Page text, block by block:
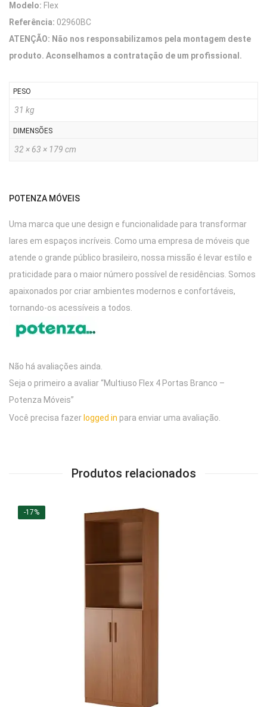
Modelo: Flex
Referência: 02960BC
ATENÇÃO: Não nos responsabilizamos pela montagem deste
produto. Aconselhamos a contratação de um profissional.
PESO
31 kg
DIMENSÕES
32 × 63 × 179 cm
POTENZA MÓVEIS
Uma marca que une design e funcionalidade para transformar
lares em espaços incríveis. Como uma empresa de móveis que
atende o grande público brasileiro, nossa missão é levar estilo e
praticidade para o maior número possível de residências. Somos
apaixonados por criar ambientes modernos e confortáveis,
tornando-os acessíveis a todos.
Não há avaliações ainda.
Seja o primeiro a avaliar “Multiuso Flex 4 Portas Branco –
Potenza Móveis”
Você precisa fazer logged in para enviar uma avaliação.
Produtos relacionados
-17%